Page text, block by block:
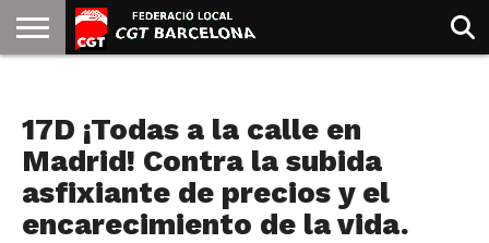
GOLDMAN
17D ¡Todas a la calle en
Madrid! Contra la subida
asfixiante de precios y el
encarecimiento de la vida.